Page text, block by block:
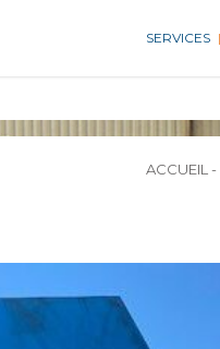
SERVICES
ACCUEIL -